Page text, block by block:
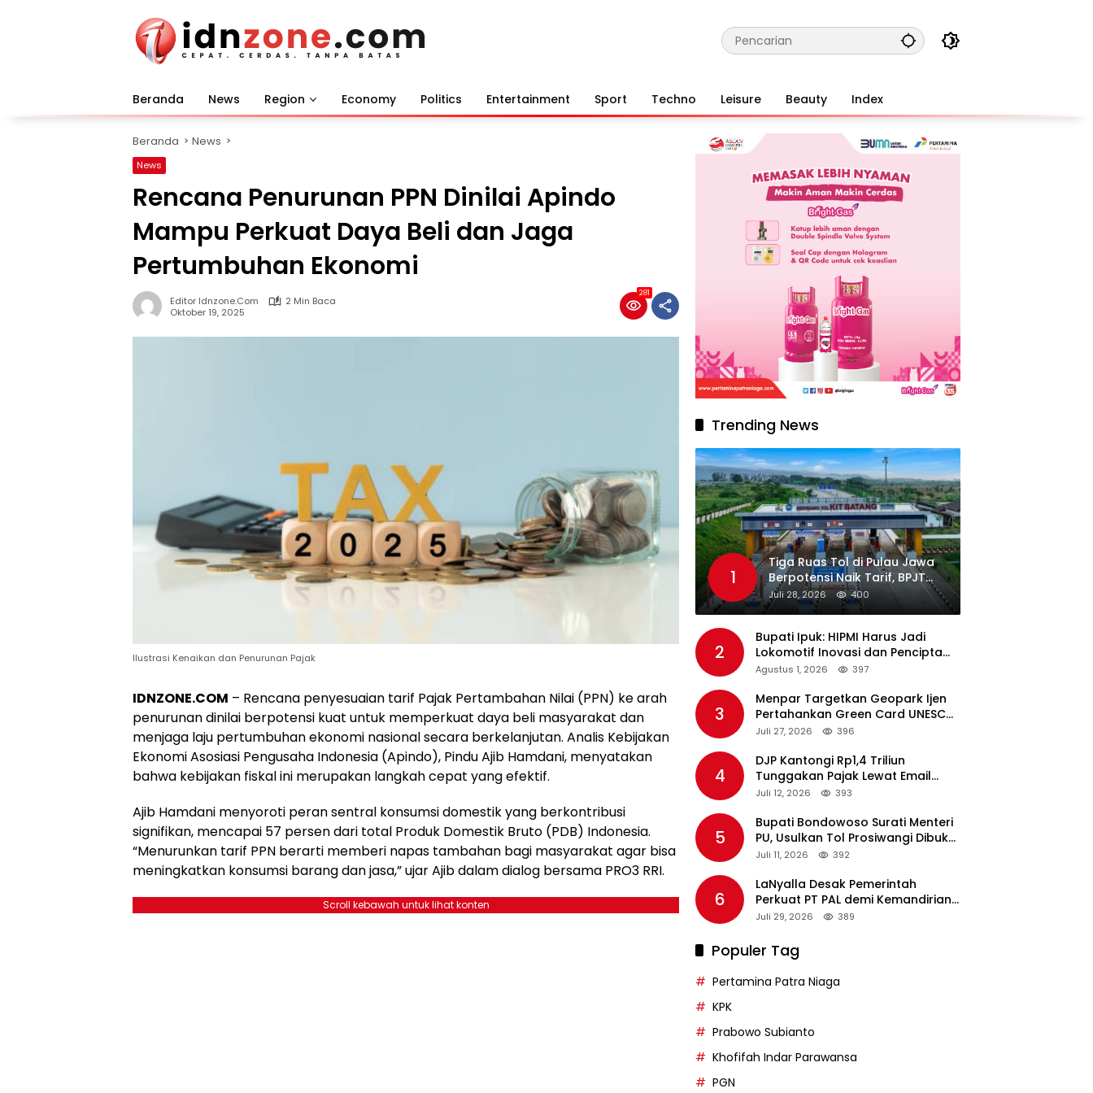
Beranda News Region Economy Politics Entertainment Sport Techno Leisure Beauty Index
Beranda News
News
Rencana Penurunan PPN Dinilai Apindo
Mampu Perkuat Daya Beli dan Jaga
Pertumbuhan Ekonomi
Editor Idnzone.com
2 Min Baca
Oktober 19, 2025
281
Ilustrasi Kenaikan dan Penurunan Pajak
IDNZONE.COM – Rencana penyesuaian tarif Pajak Pertambahan Nilai (PPN) ke arah
penurunan dinilai berpotensi kuat untuk memperkuat daya beli masyarakat dan
menjaga laju pertumbuhan ekonomi nasional secara berkelanjutan. Analis Kebijakan
Ekonomi Asosiasi Pengusaha Indonesia (Apindo), Pindu Ajib Hamdani, menyatakan
bahwa kebijakan fiskal ini merupakan langkah cepat yang efektif.
Ajib Hamdani menyoroti peran sentral konsumsi domestik yang berkontribusi
signifikan, mencapai 57 persen dari total Produk Domestik Bruto (PDB) Indonesia.
“Menurunkan tarif PPN berarti memberi napas tambahan bagi masyarakat agar bisa
meningkatkan konsumsi barang dan jasa,” ujar Ajib dalam dialog bersama PRO3 RRI.
Scroll kebawah untuk lihat konten
Trending News
1
Tiga Ruas Tol di Pulau Jawa
Berpotensi Naik Tarif, BPJT
Tunggu Hasil Evaluasi
Standar Pelayanan
Juli 28, 2026 400
2
Bupati Ipuk: HIPMI Harus Jadi
Lokomotif Inovasi dan Pencipta
Lapangan Kerja
Agustus 1, 2026 397
3
Menpar Targetkan Geopark Ijen
Pertahankan Green Card UNESCO
pada Revalidasi Agustus 2026
Juli 27, 2026 396
4
DJP Kantongi Rp1,4 Triliun
Tunggakan Pajak Lewat Email
Pengingat, Total Piutang Masih
Juli 12, 2026 393
5
Bupati Bondowoso Surati Menteri
PU, Usulkan Tol Prosiwangi Dibuka
Sementara
Juli 11, 2026 392
6
LaNyalla Desak Pemerintah
Perkuat PT PAL demi Kemandirian
Industri Pertahanan Maritim
Juli 29, 2026 389
Populer Tag
Pertamina Patra Niaga
KPK
Prabowo Subianto
Khofifah Indar Parawansa
PGN